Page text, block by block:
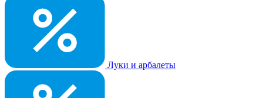
Луки и арбалеты